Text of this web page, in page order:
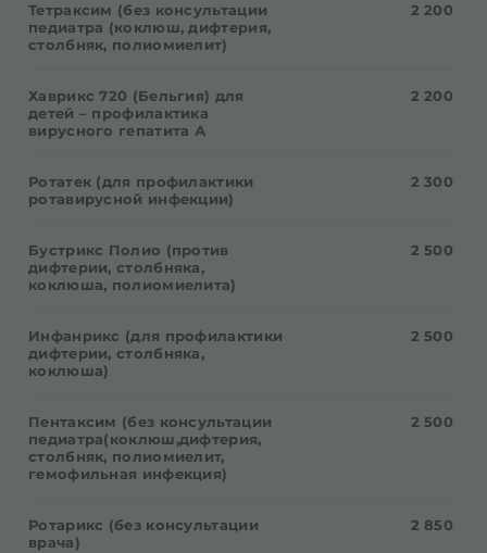
Тетраксим (без консультации
педиатра (коклюш, дифтерия,
столбняк, полиомиелит)
2 200
Хаврикс 720 (Бельгия) для
детей – профилактика
вирусного гепатита А
2 200
Ротатек (для профилактики
ротавирусной инфекции)
2 300
Бустрикс Полио (против
дифтерии, столбняка,
коклюша, полиомиелита)
2 500
Инфанрикс (для профилактики
дифтерии, столбняка,
коклюша)
2 500
Пентаксим (без консультации
педиатра(коклюш,дифтерия,
столбняк, полиомиелит,
гемофильная инфекция)
2 500
Ротарикс (без консультации
врача)
2 850